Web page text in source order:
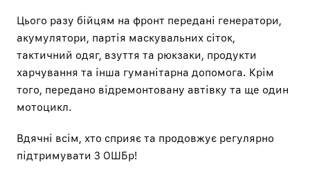
Цього разу бійцям на фронт передані генератори,
акумулятори, партія маскувальних сіток,
тактичний одяг, взуття та рюкзаки, продукти
харчування та інша гуманітарна допомога. Крім
того, передано відремонтовану автівку та ще один
мотоцикл.
Вдячні всім, хто сприяє та продовжує регулярно
підтримувати 3 ОШБр!